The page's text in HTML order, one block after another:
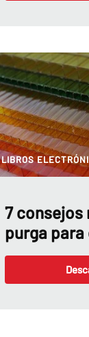
LIBROS
7 consejos
purga